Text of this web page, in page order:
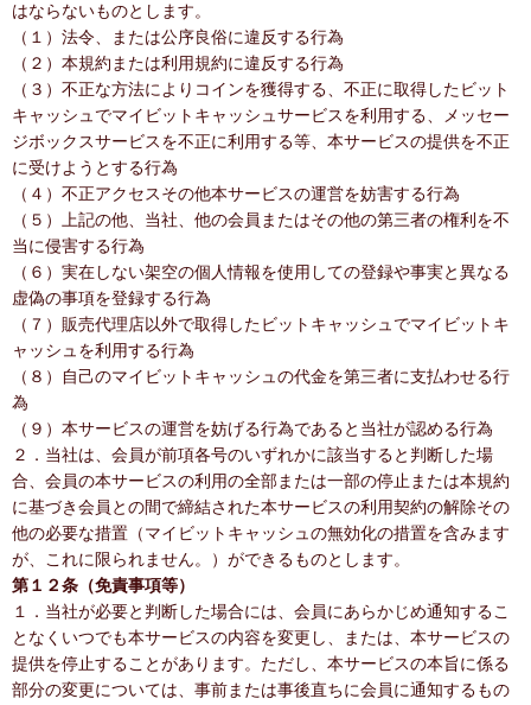
はならないものとします。
（１）法令、または公序良俗に違反する行為
（２）本規約または利用規約に違反する行為
（３）不正な方法によりコインを獲得する、不正に取得したビット
キャッシュでマイビットキャッシュサービスを利用する、メッセー
ジボックスサービスを不正に利用する等、本サービスの提供を不正
に受けようとする行為
（４）不正アクセスその他本サービスの運営を妨害する行為
（５）上記の他、当社、他の会員またはその他の第三者の権利を不
当に侵害する行為
（６）実在しない架空の個人情報を使用しての登録や事実と異なる
虚偽の事項を登録する行為
（７）販売代理店以外で取得したビットキャッシュでマイビットキ
ャッシュを利用する行為
（８）自己のマイビットキャッシュの代金を第三者に支払わせる行
為
（９）本サービスの運営を妨げる行為であると当社が認める行為
２．当社は、会員が前項各号のいずれかに該当すると判断した場
合、会員の本サービスの利用の全部または一部の停止または本規約
に基づき会員との間で締結された本サービスの利用契約の解除その
他の必要な措置（マイビットキャッシュの無効化の措置を含みます
が、これに限られません。）ができるものとします。
第１２条（免責事項等）
１．当社が必要と判断した場合には、会員にあらかじめ通知するこ
となくいつでも本サービスの内容を変更し、または、本サービスの
提供を停止することがあります。ただし、本サービスの本旨に係る
部分の変更については、事前または事後直ちに会員に通知するもの